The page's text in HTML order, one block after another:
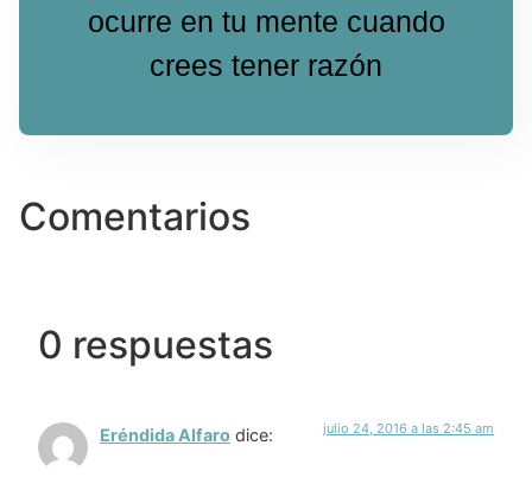
ocurre en tu mente cuando
crees tener razón
Comentarios
0 respuestas
Eréndida Alfaro dice: julio 24, 2016 a las 2:45 am